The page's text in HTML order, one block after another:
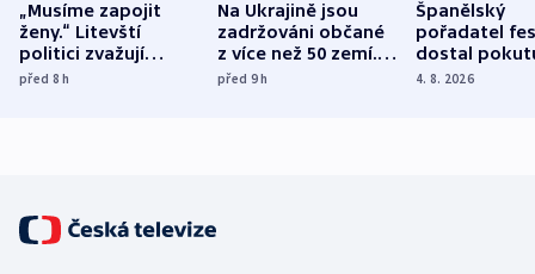
„Musíme zapojit
ženy.“ Litevští
politici zvažují
dohodu o
před 8h
Na Ukrajině jsou
zadržováni občané
z více než 50 zemí.
Bojovali na straně
před 9h
Španělský
pořadatel
dostal
nekalé
4. 8. 2026